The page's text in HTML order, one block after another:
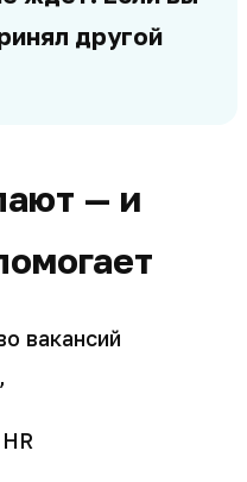
другой
— и
вакансий